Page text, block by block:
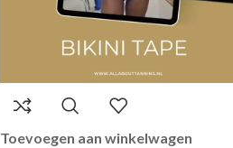
Toevoegen aan winkelwagen